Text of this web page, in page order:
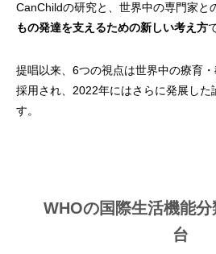
CanChildの研究と、世界中の専門家と
もの発達を支えるための新しい考え方
提唱以来、6つの視点は世界中の療育
採用され、2022年にはさらに発展した
す。
WHOの国際生活機能
台